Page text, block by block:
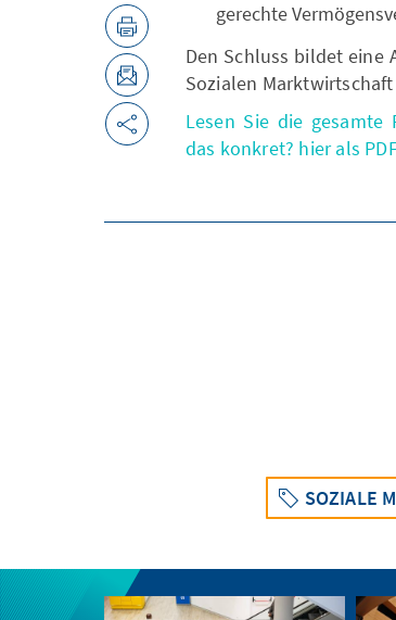
gerechte
Den Schluss bildet eine
Sozialen
Lesen Sie die gesamte
das konkret? hier als
SOZIALE